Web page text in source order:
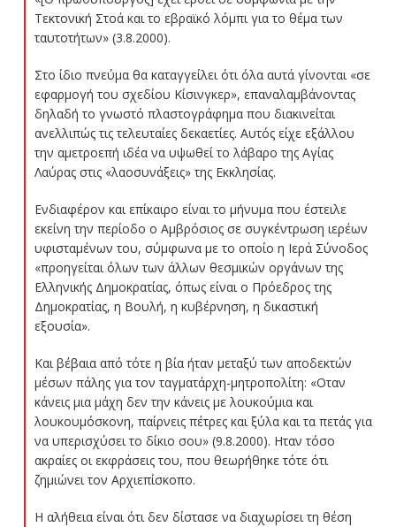
Τεκτονική Στοά και το εβραϊκό λόμπι για το θέμα των
ταυτοτήτων» (3.8.2000).
Στο ίδιο πνεύμα θα καταγγείλει ότι όλα αυτά γίνονται «σε
εφαρμογή του σχεδίου Κίσινγκερ», επαναλαμβάνοντας
δηλαδή το γνωστό πλαστογράφημα που διακινείται
ανελλιπώς τις τελευταίες δεκαετίες. Αυτός είχε εξάλλου
την αμετροεπή ιδέα να υψωθεί το λάβαρο της Αγίας
Λαύρας στις «λαοσυνάξεις» της Εκκλησίας.
Ενδιαφέρον και επίκαιρο είναι το μήνυμα που έστειλε
εκείνη την περίοδο ο Αμβρόσιος σε συγκέντρωση ιερέων
υφισταμένων του, σύμφωνα με το οποίο η Ιερά Σύνοδος
«προηγείται όλων των άλλων θεσμικών οργάνων της
Ελληνικής Δημοκρατίας, όπως είναι ο Πρόεδρος της
Δημοκρατίας, η Βουλή, η κυβέρνηση, η δικαστική
εξουσία».
Και βέβαια από τότε η βία ήταν μεταξύ των αποδεκτών
μέσων πάλης για τον ταγματάρχη-μητροπολίτη: «Οταν
κάνεις μια μάχη δεν την κάνεις με λουκούμια και
λουκουμόσκονη, παίρνεις πέτρες και ξύλα και τα πετάς για
να υπερισχύσει το δίκιο σου» (9.8.2000). Ηταν τόσο
ακραίες οι εκφράσεις του, που θεωρήθηκε τότε ότι
ζημιώνει τον Αρχιεπίσκοπο.
Η αλήθεια είναι ότι δεν δίστασε να διαχωρίσει τη θέση